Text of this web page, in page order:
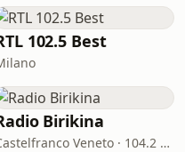
102.5 Best
Birikina
Castelfranco Veneto · 104.2 FM